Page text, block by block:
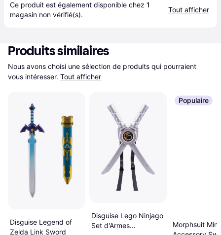
Ce produit est également disponible chez 1
magasin non vérifié(s).
Tout afficher
Produits similaires
Nous avons choisi une sélection de produits qui pourraient
vous intéresser. Tout afficher
Disguise Legend of
Zelda Link Sword
Disguise Lego Ninjago
Set d'Armes
Populaire
Morphsuit